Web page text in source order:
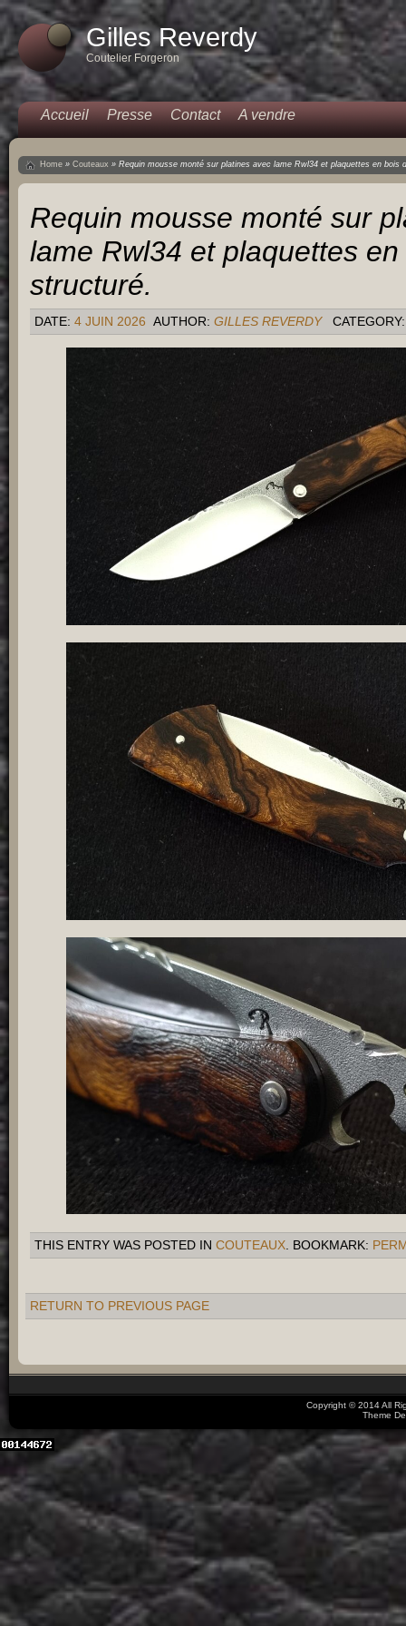
Gilles Reverdy
Coutelier Forgeron
Accueil Presse Contact A vendre
Home » Couteaux » Requin mousse monté sur platines avec lame Rwl34 et plaquettes en bois
Requin mousse monté sur
lame Rwl34 et plaquettes
structuré.
DATE: 4 JUIN 2026 AUTHOR: GILLES REVERDY
THIS ENTRY WAS POSTED IN COUTEAUX . BOOKMARK:
RETURN TO PREVIOUS PAGE
Copyright © 2014 All
Theme